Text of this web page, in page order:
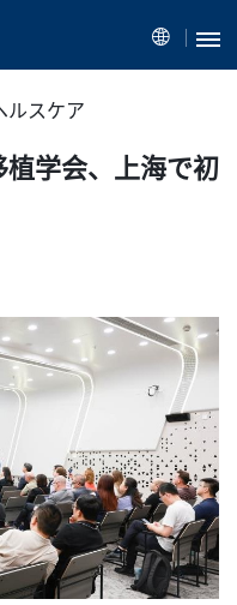
ルスケア
学会、上海で初